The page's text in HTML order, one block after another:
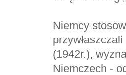
Niemcy
(1942r.),
Niemczech -